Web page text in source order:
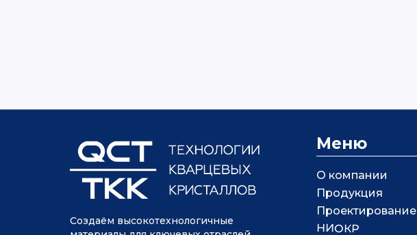
НИОКР
Проектирование
О компании
Продукция
Создаём высокотехнологичные
Меню